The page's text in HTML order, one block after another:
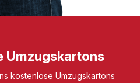
Umzugskartons
kostenlose Umzugskartons